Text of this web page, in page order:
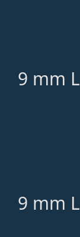
9 mm
9 mm